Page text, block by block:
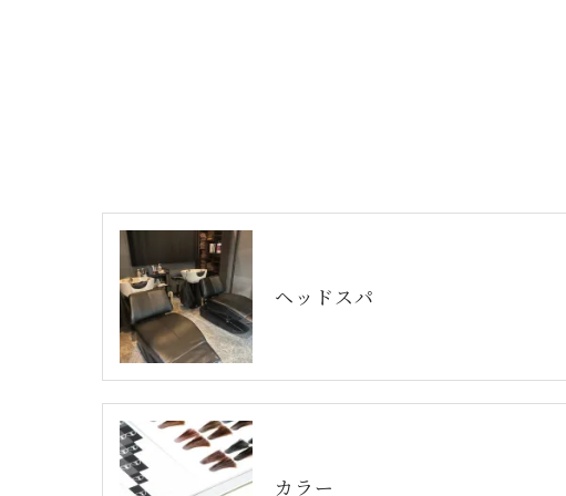
ヘッドスパ
カラー